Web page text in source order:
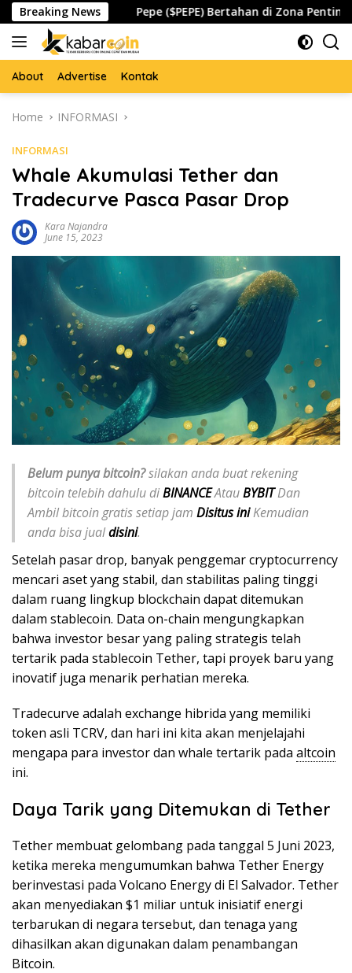
Skip
to
content
Breaking NewsPepe ($PEPE) Bertahan di Zona Penting,
About Advertise Kontak
Home INFORMASI
INFORMASI
Whale Akumulasi Tether dan
Tradecurve Pasca Pasar Drop
Kara Najandra
June 15, 2023
Belum punya bitcoin?silakan anda buat rekening
bitcoin telebih dahulu diBINANCEAtauBYBITDan
Ambil bitcoin gratis setiap jam Disitus iniKemudian
anda bisa jualdisini.
Setelah pasar drop, banyak penggemar cryptocurrency
mencari aset yang stabil, dan stabilitas paling tinggi
dalam ruang lingkup blockchain dapat ditemukan
dalam stablecoin. Data on-chain mengungkapkan
bahwa investor besar yang paling strategis telah
tertarik pada stablecoin Tether, tapi proyek baru yang
inovatif juga menarik perhatian mereka.
Tradecurve adalah exchange hibrida yang memiliki
token asli TCRV, dan hari ini kita akan menjelajahi
mengapa para investor dan whale tertarik pada altcoin
ini.
Daya Tarik yang Ditemukan di Tether
Tether membuat gelombang pada tanggal 5 Juni 2023,
ketika mereka mengumumkan bahwa Tether Energy
berinvestasi pada Volcano Energy di El Salvador. Tether
akan menyediakan $1 miliar untuk inisiatif energi
terbarukan di negara tersebut, dan tenaga yang
dihasilkan akan digunakan dalam penambangan
Bitcoin.